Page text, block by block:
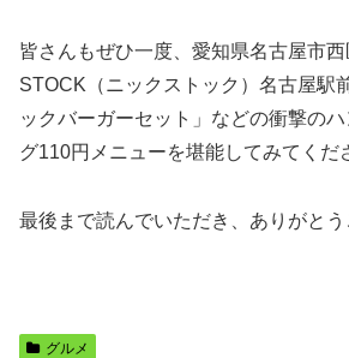
皆さんもぜひ一度、愛知県名古屋市
STOCK（ニックストック）名古屋駅
ックバーガーセット」などの衝撃の
グ110円メニューを堪能してみてくだ
最後まで読んでいただき、ありがとう
グルメ